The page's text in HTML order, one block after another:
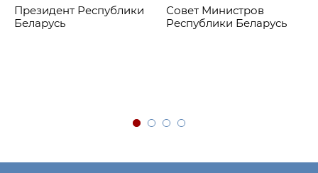
Президент Республики
Беларусь
Совет Министров
Республики Беларусь